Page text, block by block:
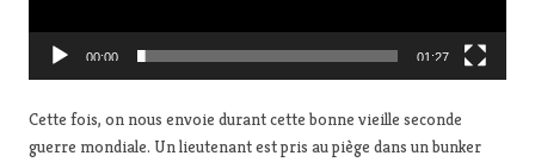
o
00:00 01:27
Cette fois, on nous envoie durant cette bonne vieille seconde
guerre mondiale. Un lieutenant est pris au piège dans un bunker